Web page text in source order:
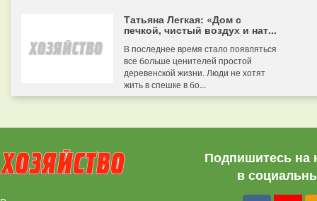
Татьяна Легкая: «Дом с
печкой, чистый воздух и нат...
В последнее время стало появляться
все больше ценителей простой
деревенской жизни. Люди не хотят
жить в спешке в бо...
Подпишитесь на
в